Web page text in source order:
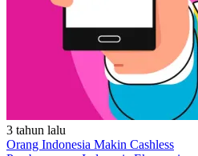
3 tahun lalu
Orang Indonesia Makin Cashless